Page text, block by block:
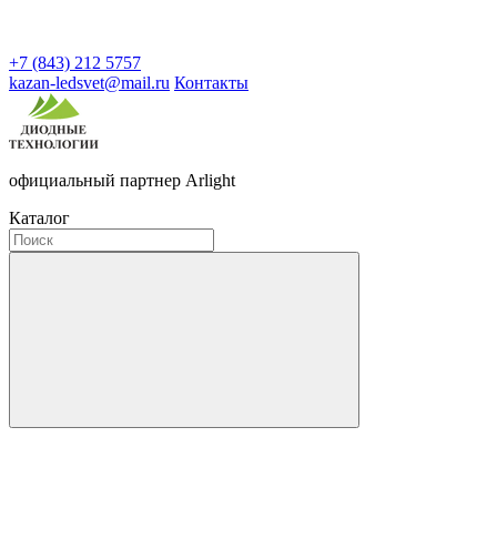
+7 (843) 212 5757
kazan-ledsvet@mail.ru Контакты
официальный партнер Arlight
Каталог